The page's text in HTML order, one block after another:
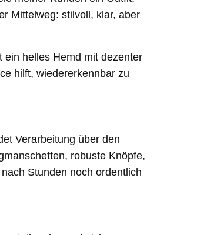
Mittelweg: stilvoll, klar, aber
ein helles Hemd mit dezenter
hilft, wiedererkennbar zu
Verarbeitung über den
robuste Knöpfe,
Stunden noch ordentlich